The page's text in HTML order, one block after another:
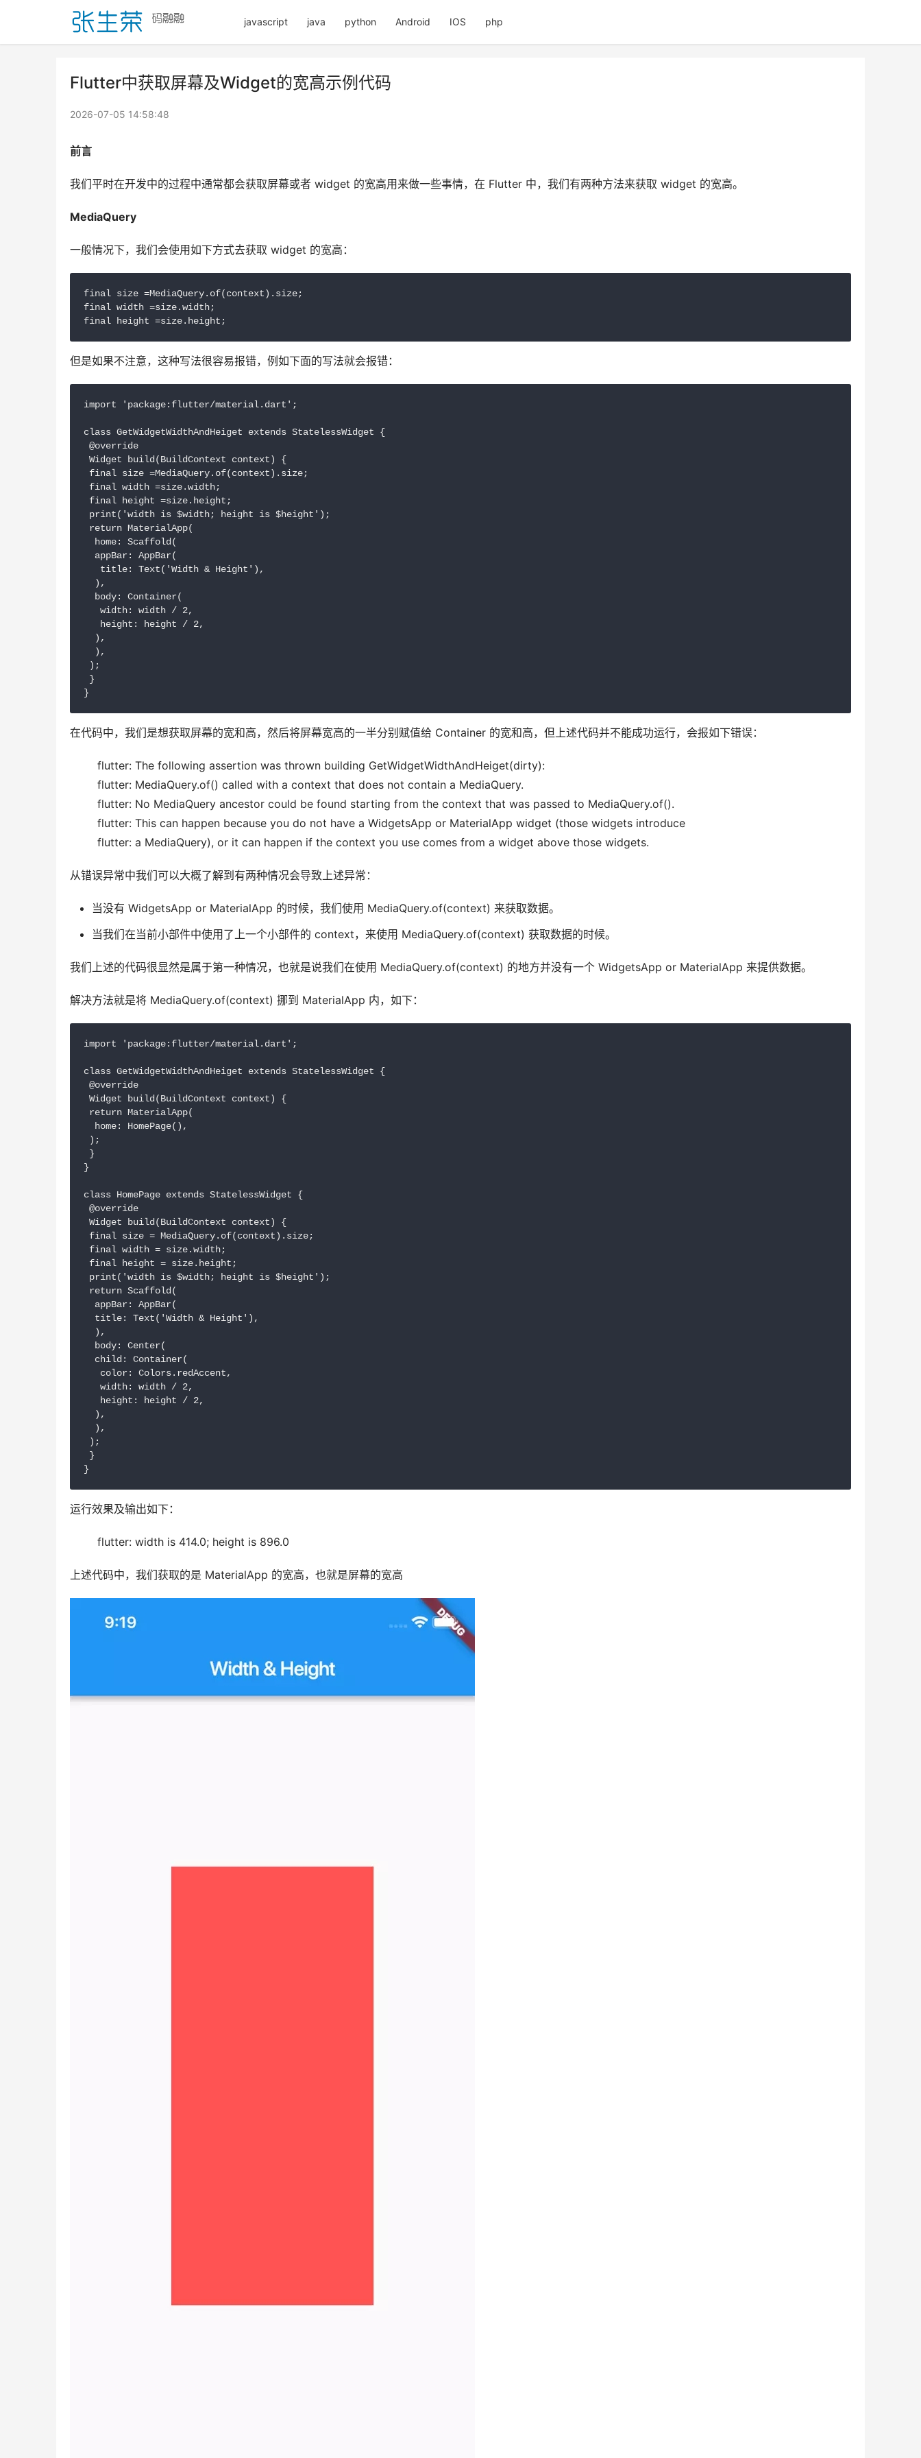
javascript java python Android IOS php
Flutter中获取屏幕及Widget的宽高示例代码
2026-07-05 14:58:48
前言
我们平时在开发中的过程中通常都会获取屏幕或者 widget 的宽高用来做一些事情，在 Flutter 中，我们有两种方法来获取 widget 的宽高。
MediaQuery
一般情况下，我们会使用如下方式去获取 widget 的宽高：
final size =MediaQuery.of(context).size;
final width =size.width;
final height =size.height;
但是如果不注意，这种写法很容易报错，例如下面的写法就会报错：
import 'package:flutter/material.dart';
class GetWidgetWidthAndHeiget extends StatelessWidget {
@override
Widget build(BuildContext context) {
final size =MediaQuery.of(context).size;
final width =size.width;
final height =size.height;
print('width is $width; height is $height');
return MaterialApp(
  home: Scaffold(
  appBar: AppBar(
   title: Text('Width & Height'),
  ),
  body: Container(
   width: width / 2,
   height: height / 2,
  ),
  ),
);
}
}
在代码中，我们是想获取屏幕的宽和高，然后将屏幕宽高的一半分别赋值给 Container 的宽和高，但上述代码并不能成功运行，会报如下错误：
flutter: The following assertion was thrown building GetWidgetWidthAndHeiget(dirty):
flutter: MediaQuery.of() called with a context that does not contain a MediaQuery.
flutter: No MediaQuery ancestor could be found starting from the context that was passed to MediaQuery.of().
flutter: This can happen because you do not have a WidgetsApp or MaterialApp widget (those widgets introduce
flutter: a MediaQuery), or it can happen if the context you use comes from a widget above those widgets.
从错误异常中我们可以大概了解到有两种情况会导致上述异常：
当没有 WidgetsApp or MaterialApp 的时候，我们使用 MediaQuery.of(context) 来获取数据。
当我们在当前小部件中使用了上一个小部件的 context，来使用 MediaQuery.of(context) 获取数据的时候。
我们上述的代码很显然是属于第一种情况，也就是说我们在使用 MediaQuery.of(context) 的地方并没有一个 WidgetsApp or MaterialApp 来提供数据。
解决方法就是将 MediaQuery.of(context) 挪到 MaterialApp 内，如下：
import 'package:flutter/material.dart';
class GetWidgetWidthAndHeiget extends StatelessWidget {
@override
Widget build(BuildContext context) {
return MaterialApp(
  home: HomePage(),
);
}
}
class HomePage extends StatelessWidget {
@override
Widget build(BuildContext context) {
final size = MediaQuery.of(context).size;
final width = size.width;
final height = size.height;
print('width is $width; height is $height');
return Scaffold(
  appBar: AppBar(
  title: Text('Width & Height'),
  ),
  body: Center(
  child: Container(
   color: Colors.redAccent,
   width: width / 2,
   height: height / 2,
  ),
  ),
);
}
}
运行效果及输出如下：
flutter: width is 414.0; height is 896.0
上述代码中，我们获取的是 MaterialApp 的宽高，也就是屏幕的宽高